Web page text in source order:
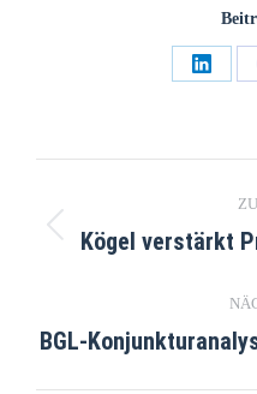
Kögel verstärkt
BGL-